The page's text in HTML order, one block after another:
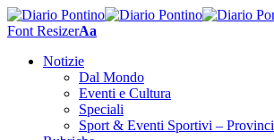
Font ResizerAa
Notizie
Dal Mondo
Eventi e Cultura
Speciali
Sport & Eventi Sportivi –